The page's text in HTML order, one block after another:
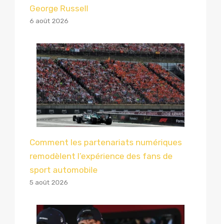
George Russell
6 août 2026
Comment les partenariats numériques
remodèlent l’expérience des fans de
sport automobile
5 août 2026